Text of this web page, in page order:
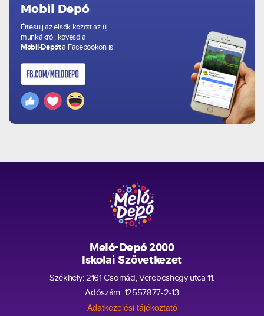
Mobil Depó
Értesülj az elsők között az új
munkákról, kövesd a
Mobil-Depóta Facebookon is!
Meló-Depó 2000
Iskolai Szövetkezet
Székhely: 2161 Csomád, Verebeshegy utca 11.
Adószám: 12557877-2-13
Adatkezelési tájékoztató